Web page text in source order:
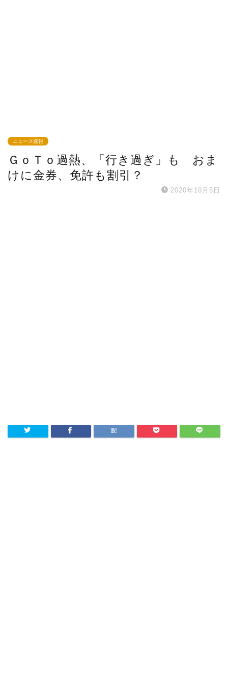
ニュース速報
ＧｏＴｏ過熱、「行き過ぎ」も おま
けに金券、免許も割引？
2020年10月5日